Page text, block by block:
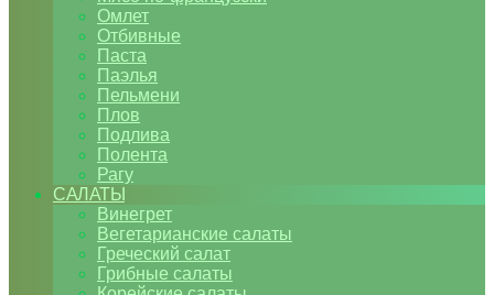
Омлет
Отбивные
Паста
Паэлья
Пельмени
Плов
Подлива
Полента
Рагу
САЛАТЫ
Винегрет
Вегетарианские салаты
Греческий салат
Грибные салаты